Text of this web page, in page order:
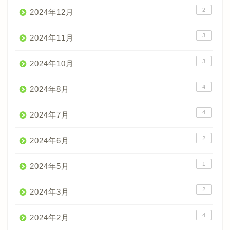
2024年12月 2
2024年11月 3
2024年10月 3
2024年8月 4
2024年7月 4
2024年6月 2
2024年5月 1
2024年3月 2
2024年2月 4